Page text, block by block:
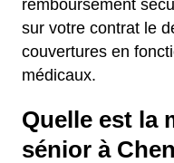
remboursement
sur votre contrat le
couvertures en
médicaux.
Quelle est la
sénior à